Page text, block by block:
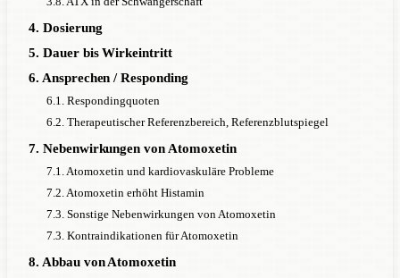
4. Dosierung
5. Dauer bis Wirkeintritt
6. Ansprechen / Responding
6.1. Respondingquoten
6.2. Therapeutischer Referenzbereich, Referenzblutspiegel
7. Nebenwirkungen von Atomoxetin
7.1. Atomoxetin und kardiovaskuläre Probleme
7.2. Atomoxetin erhöht Histamin
7.3. Sonstige Nebenwirkungen von Atomoxetin
7.3. Kontraindikationen für Atomoxetin
8. Abbau von Atomoxetin